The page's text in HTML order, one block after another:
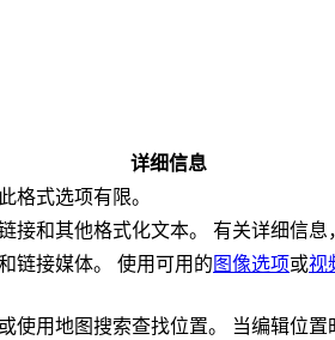
详细信息
格式选项有限。
接和其他格式化文本。 有关详细信息
链接媒体。 使用可用的 图像选项或视
用地图搜索查找位置。 当编辑位置